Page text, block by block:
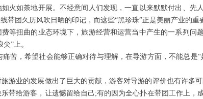
如荼地开展。不经意间人们发现，一直以来默默付出、先
团久历风吹日晒的印记，而这些“黑珍珠”正是美丽产业的重
扭曲的业态环境下，旅游经营和运营当中产生的一系列问
”上。
，希望社会能够正确对待与理解，在导游方面，不能总是“
业的发展做出了巨大的贡献，游客对导游的评价也有许多
带给游客，让遗憾留给自己;有的因为全心扑在带团工作上，